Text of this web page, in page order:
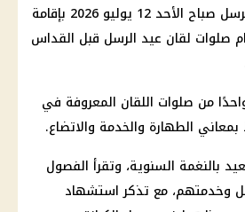
تحتفل الكنائس بعيد الرسل صباح الأحد 12 يوليو 2026 بإقامة
صلوات لقان عيد الرسل قبل القداس
من صلوات اللقان المعروفة في
الطهارة والخدمة والاتضاع.
بالنغمة السنوية، وتقرأ الفصول
وخدمتهم، مع تذكر استشهاد